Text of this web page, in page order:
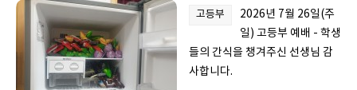
고등부
2026년 7월 26일(주
일) 고등부 예배 - 학생
들의 간식을 챙겨주신 선생님 감
사합니다.